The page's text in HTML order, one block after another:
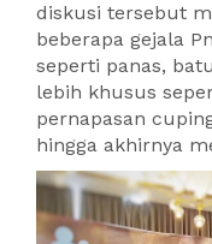
diskusi tersebut
beberapa gejala
seperti panas,
lebih khusus
pernapasan
hingga akhirnya